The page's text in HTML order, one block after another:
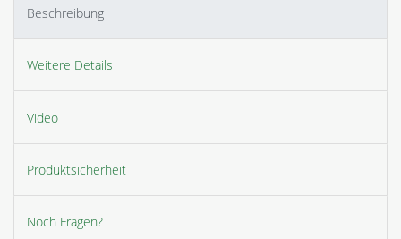
Beschreibung
Weitere Details
Video
Produktsicherheit
Noch Fragen?